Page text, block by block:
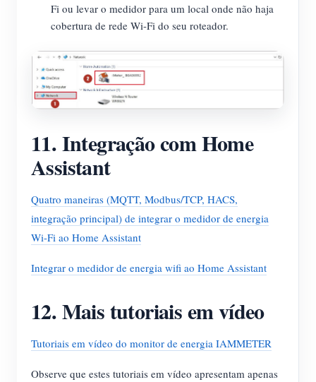
Fi ou levar o medidor para um local onde não haja
cobertura de rede Wi-Fi do seu roteador.
11. Integração com Home
Assistant
Quatro maneiras (MQTT, Modbus/TCP, HACS,
integração principal) de integrar o medidor de energia
Wi-Fi ao Home Assistant
Integrar o medidor de energia wifi ao Home Assistant
12. Mais tutoriais em vídeo
Tutoriais em vídeo do monitor de energia IAMMETER
Observe que estes tutoriais em vídeo apresentam apenas